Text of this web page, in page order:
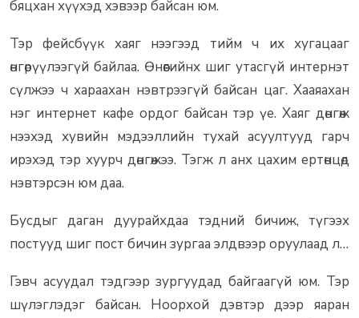
бяцхан хүүхэд хэвээр байсан юм.
Тэр фейсбүүк хаяг нээгээд тийм ч их хугацааг
өнгөрүүлээгүй байлаа. Өнөөгийнх шиг утасгүй интернэт
сүлжээ ч хараахан нэвтрээгүй байсан цаг. Хааяахан
нэг интернет кафе ордог байсан тэр үе. Хаяг дөнгөж
нээхэд хувийн мэдээллийн тухай асуултууд гарч
ирэхэд тэр хуурч дөнгөжээ. Тэгж л анх цахим ертөнцөд
нэвтэрсэн юм даа.
Бусдыг даган дуурайхдаа тэдний бичиж, түгээх
постууд шиг пост бичин зургаа элдвээр оруулаад л…
Гэвч асуудал тэдгээр зургуудад байгаагүй юм. Тэр
шүлэглэдэг байсан. Ноорхой дэвтэр дээр яаран